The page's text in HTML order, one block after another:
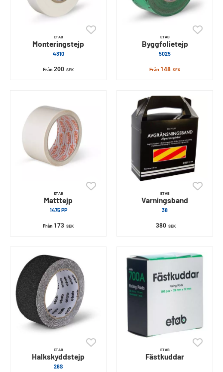
ETAB
Monteringstejp
4310
Från 200 SEK
ETAB
Byggfolietejp
5025
Från 148 SEK
ETAB
Matttejp
1475 PP
Från 173 SEK
ETAB
Varningsband
38
380 SEK
ETAB
Halkskyddstejp
26S
ETAB
Fästkuddar